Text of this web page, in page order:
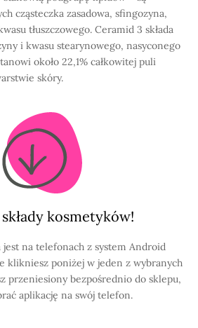
cząsteczka zasadowa, sfingozyna,
tłuszczowego. Ceramid 3 składa
i kwasu stearynowego, nasyconego
około 22,1% całkowitej puli
skóry.
kosmetyków!
jest na telefonach z system Android
klikniesz poniżej w jeden z wybranych
przeniesiony bezpośrednio do sklepu,
aplikację na swój telefon.